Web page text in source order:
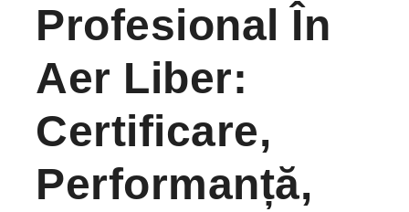
Profesional În
Aer Liber:
Certificare,
Performanță,